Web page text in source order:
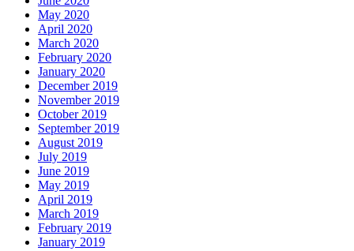
May 2020
April 2020
March 2020
February 2020
January 2020
December 2019
November 2019
October 2019
September 2019
August 2019
July 2019
June 2019
May 2019
April 2019
March 2019
February 2019
January 2019